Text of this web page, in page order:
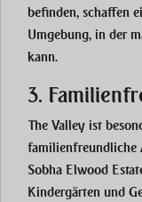
befinden, schaffen
Umgebung, in der
kann.
3.
The Valley ist
familienfreundliche
Sobha Elwood
Kindergärten und